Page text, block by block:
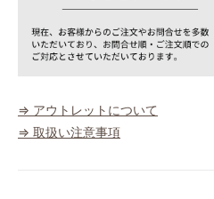
⇒ アウトレットについて
⇒ 取扱い注意事項